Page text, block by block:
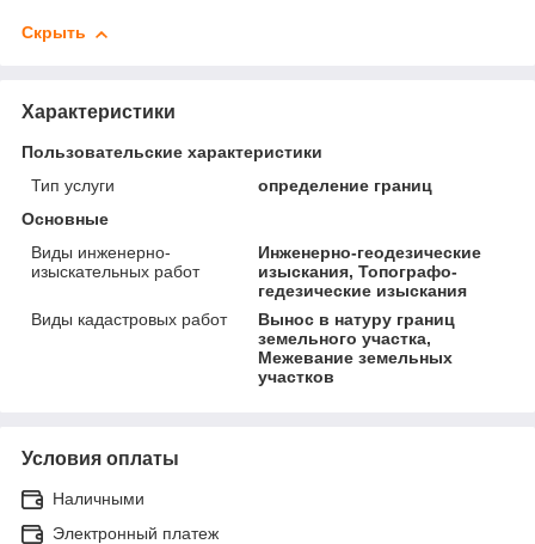
Скрыть
Характеристики
Пользовательские характеристики
Тип услуги
определение границ
Основные
Виды инженерно-
изыскательных работ
Инженерно-геодезические
изыскания, Топографо-
гедезические изыскания
Виды кадастровых работ
Вынос в натуру границ
земельного участка,
Межевание земельных
участков
Условия оплаты
Наличными
Электронный платеж